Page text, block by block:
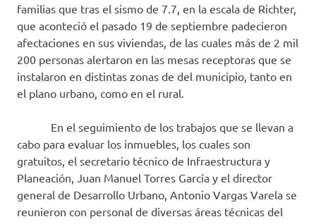
familias que tras el sismo de 7.7, en la escala de Richter,
que aconteció el pasado 19 de septiembre padecieron
afectaciones en sus viviendas, de las cuales más de 2 mil
200 personas alertaron en las mesas receptoras que se
instalaron en distintas zonas de del municipio, tanto en
el plano urbano, como en el rural.
En el seguimiento de los trabajos que se llevan a
cabo para evaluar los inmuebles, los cuales son
gratuitos, el secretario técnico de Infraestructura y
Planeación, Juan Manuel Torres García y el director
general de Desarrollo Urbano, Antonio Vargas Varela se
reunieron con personal de diversas áreas técnicas del